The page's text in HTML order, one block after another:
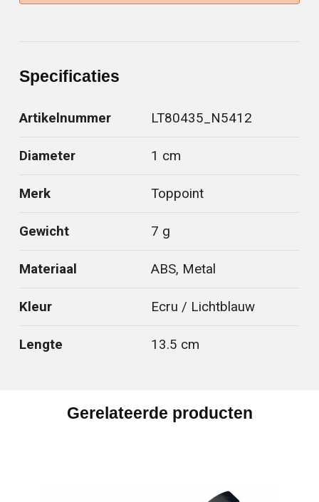
Specificaties
Artikelnummer LT80435_N5412
Diameter 1 cm
Merk Toppoint
Gewicht 7 g
Materiaal ABS, Metal
Kleur Ecru / Lichtblauw
Lengte 13.5 cm
Gerelateerde producten